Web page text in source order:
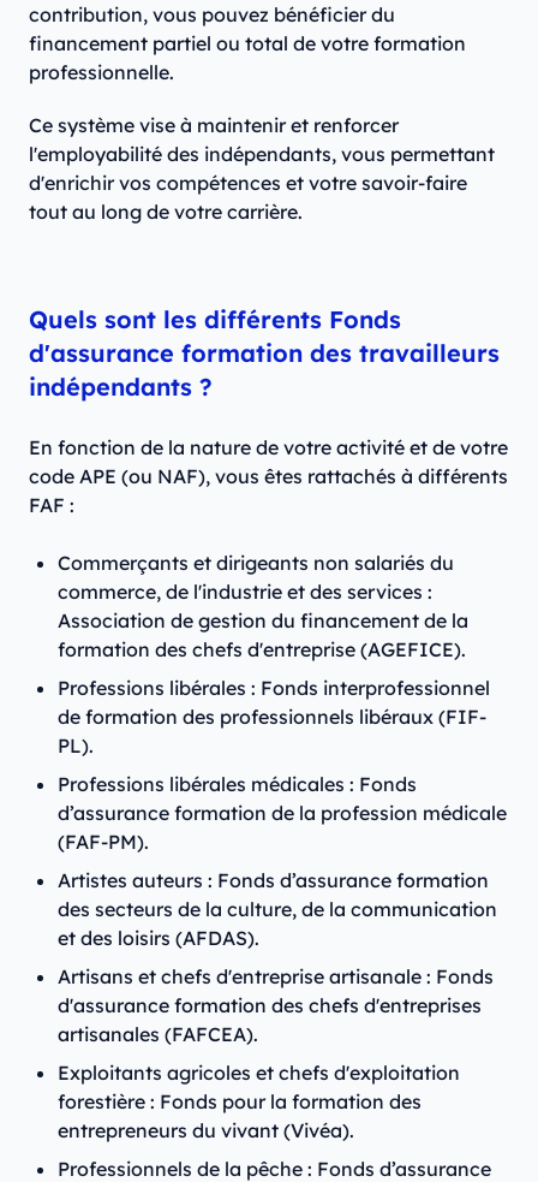
contribution, vous pouvez bénéficier du
financement partiel ou total de votre formation
professionnelle.
Ce système vise à maintenir et renforcer
l'employabilité des indépendants, vous permettant
d'enrichir vos compétences et votre savoir-faire
tout au long de votre carrière.
Quels sont les différents Fonds
d'assurance formation des travailleurs
indépendants ?
En fonction de la nature de votre activité et de votre
code APE (ou NAF), vous êtes rattachés à différents
FAF :
Commerçants et dirigeants non salariés du
commerce, de l'industrie et des services :
Association de gestion du financement de la
formation des chefs d'entreprise (AGEFICE).
Professions libérales : Fonds interprofessionnel
de formation des professionnels libéraux (FIF-
PL).
Professions libérales médicales : Fonds
d’assurance formation de la profession médicale
(FAF-PM).
Artistes auteurs : Fonds d’assurance formation
des secteurs de la culture, de la communication
et des loisirs (AFDAS).
Artisans et chefs d'entreprise artisanale : Fonds
d'assurance formation des chefs d'entreprises
artisanales (FAFCEA).
Exploitants agricoles et chefs d'exploitation
forestière : Fonds pour la formation des
entrepreneurs du vivant (Vivéa).
Professionnels de la pêche : Fonds d’assurance